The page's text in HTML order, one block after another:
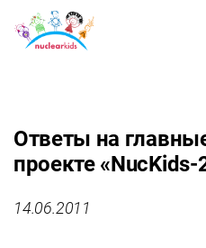
Ответы на
проекте «NucKids-
14.06.2011